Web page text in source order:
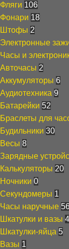
Фляги 106
Фонари 18
Штофы 2
Электронные
Часы и
Авточасы 2
Аккумуляторы 6
Аудиотехника 9
Батарейки 52
Браслеты для
Будильники 30
Весы 8
Зарядные
Калькуляторы 20
Ночники 0
Секундомеры 1
Часы наручные
Шкатулки и вазы
Шкатулки-яйца 5
Вазы 1